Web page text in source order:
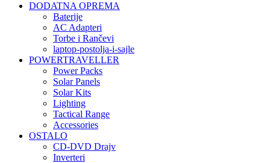
DODATNA OPREMA
Baterije
AC Adapteri
Torbe i Rančevi
laptop-postolja-i-sajle
POWERTRAVELLER
Power Packs
Solar Panels
Solar Kits
Lighting
Tactical Range
Accessories
OSTALO
CD-DVD Drajv
Inverteri